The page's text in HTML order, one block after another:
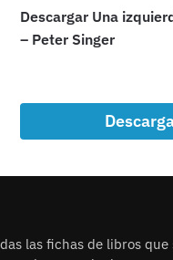
Descargar Una
– Peter Singer
las fichas de libros